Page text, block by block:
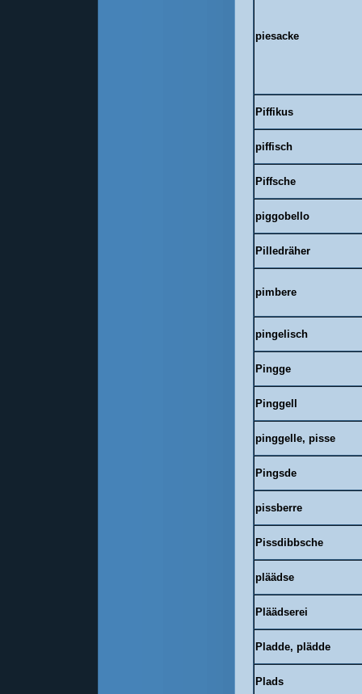
piesacke
Piffikus
piffisch
Piffsche
piggobello
Pilledräher
pimbere
pingelisch
Pingge
Pinggell
pinggelle, pisse
Pingsde
pissberre
Pissdibbsche
pläädse
Pläädserei
Pladde, plädde
Plads